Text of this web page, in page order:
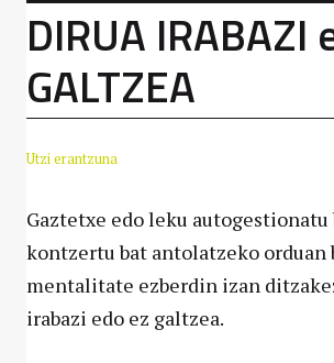
DIRUA IRABAZI
GALTZEA
Utzi erantzuna
Gaztetxe edo leku autogestionatu
kontzertu bat antolatzeko orduan
mentalitate ezberdin izan
irabazi edo ez galtzea.